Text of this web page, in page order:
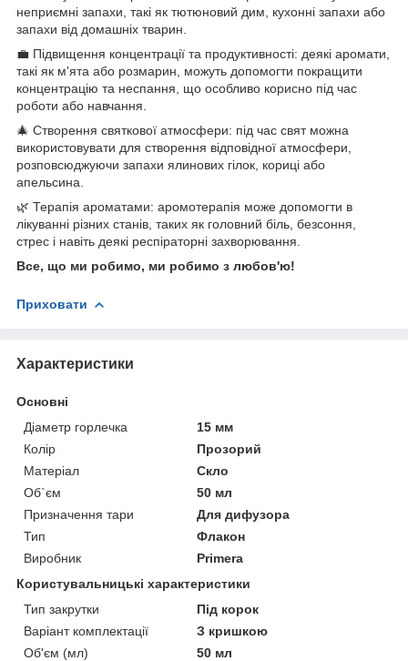
неприємні запахи, такі як тютюновий дим, кухонні запахи або
запахи від домашніх тварин.
💼 Підвищення концентрації та продуктивності: деякі аромати,
такі як м'ята або розмарин, можуть допомогти покращити
концентрацію та неспання, що особливо корисно під час
роботи або навчання.
🎄 Створення святкової атмосфери: під час свят можна
використовувати для створення відповідної атмосфери,
розповсюджуючи запахи ялинових гілок, кориці або
апельсина.
🌿 Терапія ароматами: аромотерапія може допомогти в
лікуванні різних станів, таких як головний біль, безсоння,
стрес і навіть деякі респіраторні захворювання.
Все, що ми робимо, ми робимо з любов'ю!
Приховати
Характеристики
Основні
Діаметр горлечка
15 мм
Колір
Прозорий
Матеріал
Скло
Об`єм
50 мл
Призначення тари
Для дифузора
Тип
Флакон
Виробник
Primera
Користувальницькі характеристики
Тип закрутки
Під корок
Варіант комплектації
З кришкою
Об'єм (мл)
50 мл